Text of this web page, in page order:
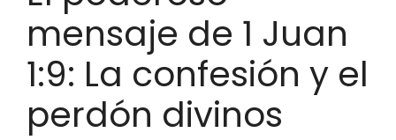
mensaje de 1 Juan
1:9: La confesión y el
perdón divinos